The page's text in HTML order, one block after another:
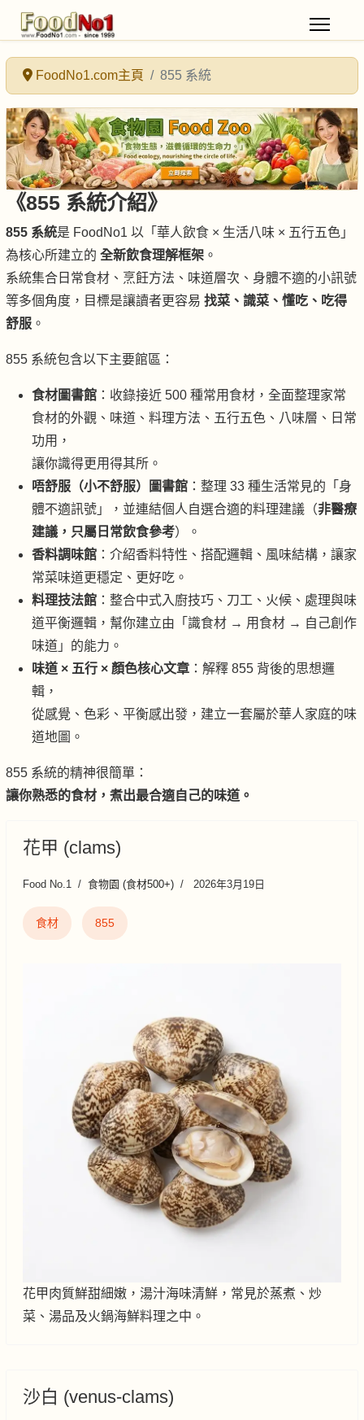
FoodNo1.com主頁 855 系統
《855 系統介紹》
855 系統是 FoodNo1 以「華人飲食 × 生活八味 × 五行五色」
為核心所建立的 全新飲食理解框架 。
系統集合日常食材、烹飪方法、味道層次、身體不適的小訊號
等多個角度，目標是讓讀者更容易 找菜、識菜、懂吃、吃得
舒服 。
855 系統包含以下主要館區：
食材圖書館 ：收錄接近 500 種常用食材，全面整理家常
食材的外觀、味道、料理方法、五行五色、八味層、日常
功用，
讓你識得更用得其所。
唔舒服（小不舒服）圖書館 ：整理 33 種生活常見的「身
體不適訊號」，並連結個人自選合適的料理建議（非醫療
建議，只屬日常飲食參考）。
香料調味館 ：介紹香料特性、搭配邏輯、風味結構，讓家
常菜味道更穩定、更好吃。
料理技法館 ：整合中式入廚技巧、刀工、火候、處理與味
道平衡邏輯，幫你建立由「識食材 → 用食材 → 自己創作
味道」的能力。
味道 × 五行 × 顏色核心文章 ：解釋 855 背後的思想邏
輯，
從感覺、色彩、平衡感出發，建立一套屬於華人家庭的味
道地圖。
855 系統的精神很簡單：
讓你熟悉的食材，煮出最合適自己的味道。
花甲 (clams)
Food No.1 食物園 (食材500+) 2026年3月19日
食材 855
花甲肉質鮮甜細嫩，湯汁海味清鮮，常見於蒸煮、炒
菜、湯品及火鍋海鮮料理之中。
沙白 (venus-clams)